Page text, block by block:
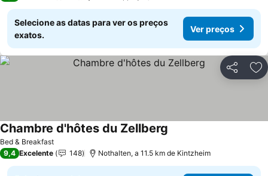
Selecione as datas para ver os preços
exatos.
Ver preços
Partilhar
Bed & Breakfast
Chambre d'hôtes du Zellberg
9,4 Excelente 148 Nothalten, a 11.5 km de Kintzheim